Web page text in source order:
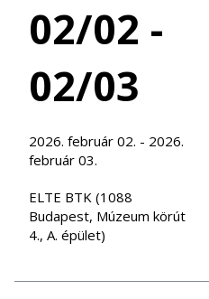
02/02 -
02/03
2026. február 02. - 2026.
február 03.
ELTE BTK (1088
Budapest, Múzeum körút
4., A. épület)